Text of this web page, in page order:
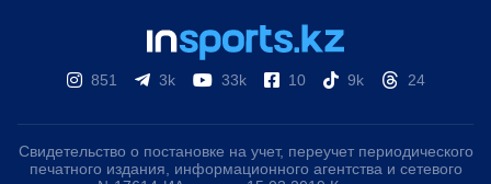
851 3k 33k 10 9k 24
Свидетельство о постановке на учет, переучет периодического
печатного издания, информационного агентства и сетевого